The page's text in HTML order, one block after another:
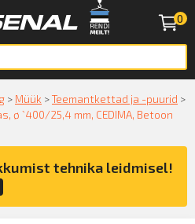
0
> Müük >Teemantkettad ja -puurid >
ø `400/25,4 mm, CEDIMA, Betoon
tehnika leidmisel!